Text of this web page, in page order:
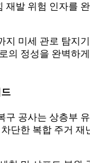
재발 위험 인자를
지 미세 관로 탐지
의 정성을 완벽하게
구 공사는 상층부
단한 복합 주거 재